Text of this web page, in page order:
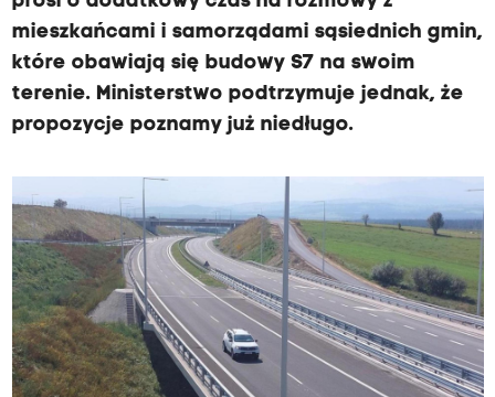
mieszkańcami i samorządami sąsiednich gmin,
które obawiają się budowy S7 na swoim
terenie. Ministerstwo podtrzymuje jednak, że
propozycje poznamy już niedługo.